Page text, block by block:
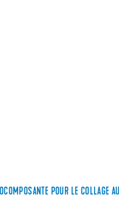
POUR LE COLLAGE